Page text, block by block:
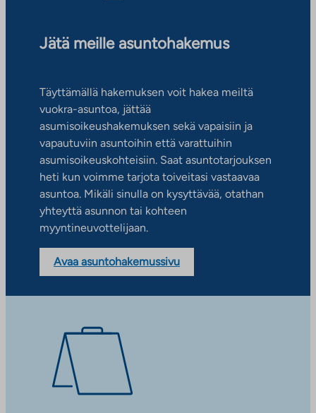
Jätä meille asuntohakemus
Täyttämällä hakemuksen voit hakea meiltä
vuokra-asuntoa, jättää
asumisoikeushakemuksen sekä vapaisiin ja
vapautuviin asuntoihin että varattuihin
asumisoikeuskohteisiin. Saat asuntotarjouksen
heti kun voimme tarjota toiveitasi vastaavaa
asuntoa. Mikäli sinulla on kysyttävää, otathan
yhteyttä asunnon tai kohteen
myyntineuvottelijaan.
Avaa asuntohakemussivu